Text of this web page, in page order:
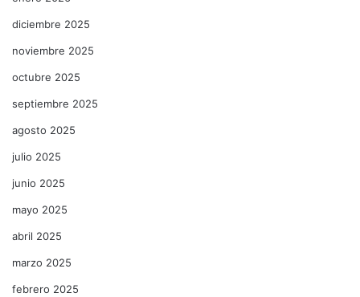
diciembre 2025
noviembre 2025
octubre 2025
septiembre 2025
agosto 2025
julio 2025
junio 2025
mayo 2025
abril 2025
marzo 2025
febrero 2025